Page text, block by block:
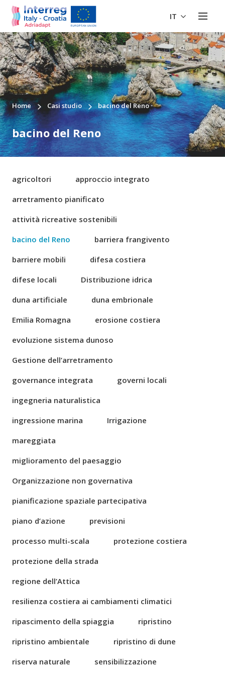
IT
Home Casi studio bacino del Reno
bacino del Reno
agricoltori
approccio integrato
arretramento pianificato
attività ricreative sostenibili
bacino del Reno
barriera frangivento
barriere mobili
difesa costiera
difese locali
Distribuzione idrica
duna artificiale
duna embrionale
Emilia Romagna
erosione costiera
evoluzione sistema dunoso
Gestione dell’arretramento
governance integrata
governi locali
ingegneria naturalistica
ingressione marina
Irrigazione
mareggiata
miglioramento del paesaggio
Organizzazione non governativa
pianificazione spaziale partecipativa
piano d’azione
previsioni
processo multi-scala
protezione costiera
protezione della strada
regione dell’Attica
resilienza costiera ai cambiamenti climatici
ripascimento della spiaggia
ripristino
ripristino ambientale
ripristino di dune
riserva naturale
sensibilizzazione